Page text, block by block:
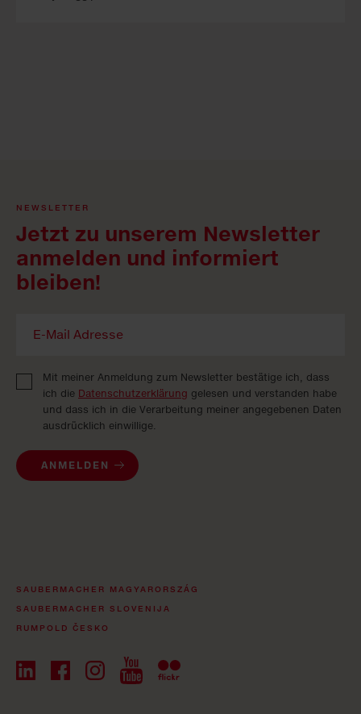
NEWSLETTER
Jetzt zu unserem Newsletter
anmelden und informiert
bleiben!
Mit meiner Anmeldung zum Newsletter bestätige ich, dass
ich die Datenschutzerklärung gelesen und verstanden habe
und dass ich in die Verarbeitung meiner angegebenen Daten
ausdrücklich einwillige.
ANMELDEN
SAUBERMACHER MAGYARORSZÁG
SAUBERMACHER SLOVENIJA
RUMPOLD ČESKO